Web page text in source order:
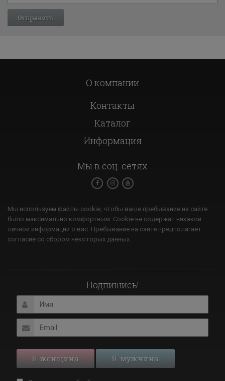
О компании
Контакты
Каталог
Информация
Мы в соц. сетях
Мы используем файлы cookie, чтобы ваше пребывание на сайте
было максимально комфортным. Cookie не содержат никакой
личной информации о вас. Пребывание на сайте предполагает
согласие со сбором некоторых данных.
Подпишись!
Я-женщина Я-мужчина